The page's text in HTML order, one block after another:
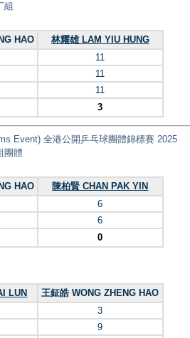
組
HAO
林耀雄 LAM YIU HUNG
11
11
11
3
Event) 全港公開乒乓球團體錦標賽 2025
團體
HAO
陳柏賢 CHAN PAK YIN
6
6
0
LUN
王鉦皓 WONG ZHENG HAO
3
9